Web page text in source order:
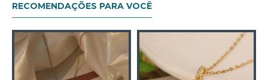
RECOMENDAÇÕES PARA VOCÊ